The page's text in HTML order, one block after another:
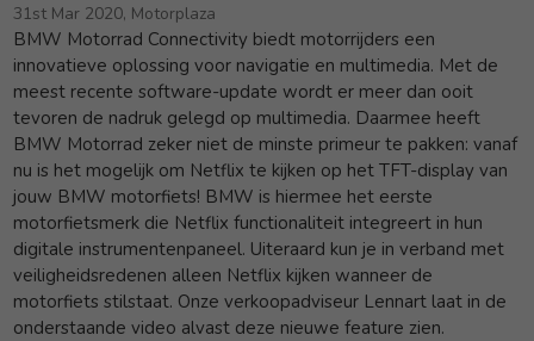
31st Mar 2020, Motorplaza
BMW Motorrad Connectivity biedt motorrijders een
innovatieve oplossing voor navigatie en multimedia. Met de
meest recente software-update wordt er meer dan ooit
tevoren de nadruk gelegd op multimedia. Daarmee heeft
BMW Motorrad zeker niet de minste primeur te pakken: vanaf
nu is het mogelijk om Netflix te kijken op het TFT-display van
jouw BMW motorfiets! BMW is hiermee het eerste
motorfietsmerk die Netflix functionaliteit integreert in hun
digitale instrumentenpaneel. Uiteraard kun je in verband met
veiligheidsredenen alleen Netflix kijken wanneer de
motorfiets stilstaat. Onze verkoopadviseur Lennart laat in de
onderstaande video alvast deze nieuwe feature zien.